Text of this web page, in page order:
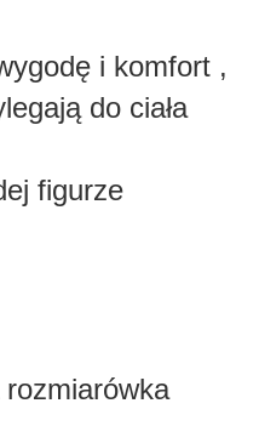
i komfort ,
do ciała
figurze